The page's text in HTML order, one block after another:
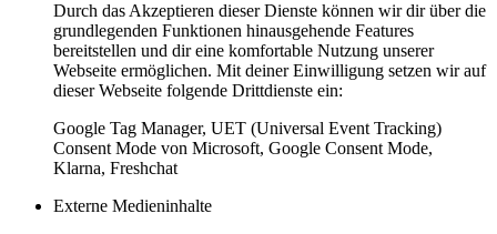
Durch das Akzeptieren dieser Dienste können wir dir über die
grundlegenden Funktionen hinausgehende Features
bereitstellen und dir eine komfortable Nutzung unserer
Webseite ermöglichen. Mit deiner Einwilligung setzen wir auf
dieser Webseite folgende Drittdienste ein:
Google Tag Manager, UET (Universal Event Tracking)
Consent Mode von Microsoft, Google Consent Mode,
Klarna, Freshchat
Externe Medieninhalte